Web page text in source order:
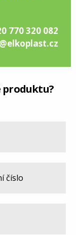
770 320 082
produktu?